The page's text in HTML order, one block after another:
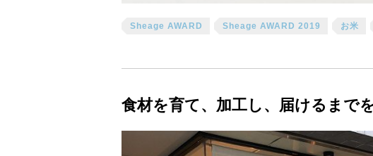
Sheage AWARD Sheage AWARD 2019 お米
食材を育て、加工し、届けるまで